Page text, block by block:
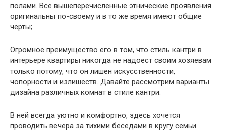
полами. Все вышеперечисленные этнические проявления
оригинальны по-своему и в то же время имеют общие
черты;
Огромное преимущество его в том, что стиль кантри в
интерьере квартиры никогда не надоест своим хозяевам
только потому, что он лишен искусственности,
чопорности и излишеств. Давайте рассмотрим варианты
дизайна различных комнат в стиле кантри.
В ней всегда уютно и комфортно, здесь хочется
проводить вечера за тихими беседами в кругу семьи.